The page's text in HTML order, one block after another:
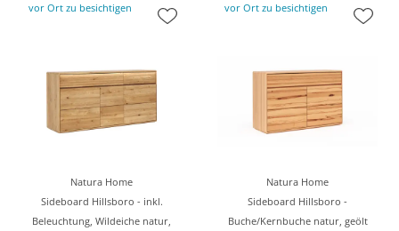
vor Ort zu besichtigen
Natura Home
Sideboard Hillsboro - inkl.
Beleuchtung, Wildeiche natur,
vor Ort zu besichtigen
Natura Home
Sideboard Hillsboro -
Buche/Kernbuche natur, geölt